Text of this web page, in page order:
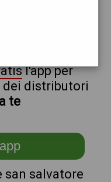
l'app per
dei distributori
te
san salvatore